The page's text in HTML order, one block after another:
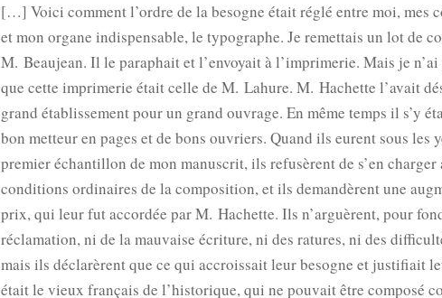
[…] Voi­ci com­ment l’ordre de la besogne était réglé entre moi, mes
et mon organe indis­pen­sable, le typo­graphe. Je remet­tais un lot de
M. Beau­jean. Il le para­phait et l’envoyait à l’imprimerie. Mais je
que cette impri­me­rie était celle de M. Lahure. M. Hachette l’avait
grand éta­blis­se­ment pour un grand ouvrage. En même temps il s’y
bon met­teur en pages et de bons ouvriers. Quand ils eurent sous les
pre­mier échan­tillon de mon manus­crit, ils refu­sèrent de s’en char­ger
condi­tions ordi­naires de la com­po­si­tion, et ils deman­dèrent une
prix, qui leur fut accor­dée par M. Hachette. Ils n’arguèrent, pour
récla­ma­tion, ni de la mau­vaise écri­ture, ni des ratures, ni des
mais ils décla­rèrent que ce qui accrois­sait leur besogne et jus­ti­fiait
était le vieux fran­çais de l’historique, qui ne pou­vait être com­po­sé